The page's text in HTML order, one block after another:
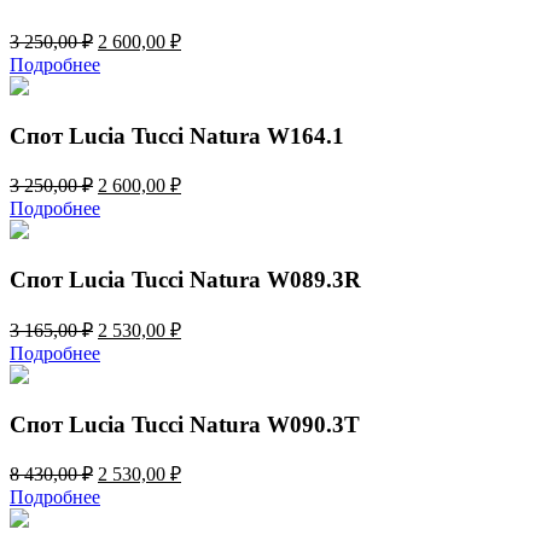
3 250,00₽ Первоначальная
цена
составляла
250,00 ₽.
2 600,00 ₽Текущая
Подробнее
Спот Lucia Tucci Natura W164.1
3 250,00₽ Первоначальная
цена
составляла
250,00 ₽.
2 600,00 ₽Текущая
Подробнее
Спот Lucia Tucci Natura W089.3R
3 165,00₽ Первоначальная
цена
составляла
165,00 ₽.
2 530,00 ₽Текущая
Подробнее
Спот Lucia Tucci Natura W090.3T
8 430,00₽ Первоначальная
цена
составляла
2 530,00 ₽Текущая
Подробнее